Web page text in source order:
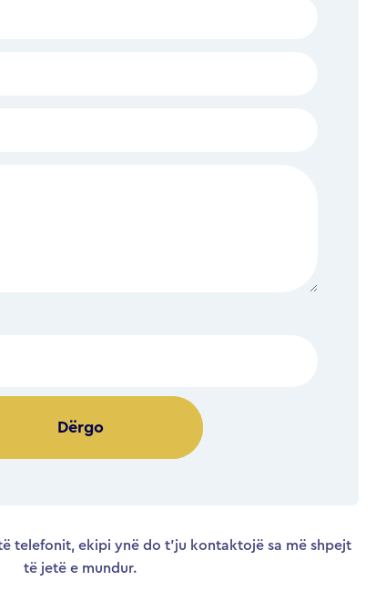
telefonit, ekipi ynë do t’ju kontaktojë sa më shpejt
të jetë e mundur.